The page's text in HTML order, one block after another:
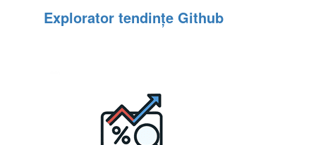
Explorator tendințe Github